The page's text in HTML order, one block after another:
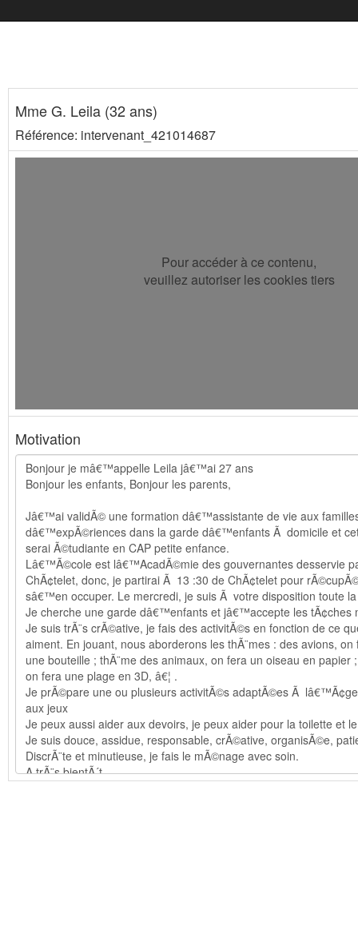
Mme G. Leila (32 ans)
Référence: intervenant_421014687
Pour accéder à ce contenu,
veuillez autoriser les cookies tiers
Motivation